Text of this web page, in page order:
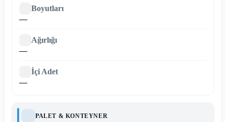
Boyutları
—
Ağırlığı
—
İçi Adet
—
PALET & KONTEYNER